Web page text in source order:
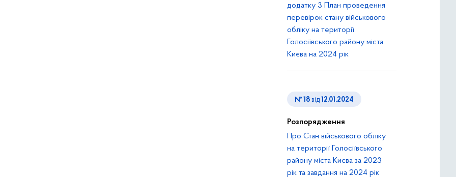
додатку 3 План проведення
перевірок стану військового
обліку на території
Голосіївського району міста
Києва на 2024 рік
№ 18 від 12.01.2024
Розпорядження
Про Стан військового обліку
на території Голосіївського
району міста Києва за 2023
рік та завдання на 2024 рік